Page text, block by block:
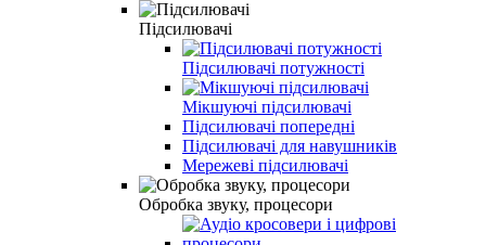
Підсилювачі
Підсилювачі потужності
Мікшуючі підсилювачі
Підсилювачі попередні
Підсилювачі для навушників
Мережеві підсилювачі
Обробка звуку, процесори